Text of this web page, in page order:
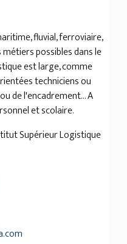
fluvial, ferroviaire,
possibles dans le
est large, comme
techniciens ou
de l'encadrement... A
et scolaire.
Supérieur Logistique